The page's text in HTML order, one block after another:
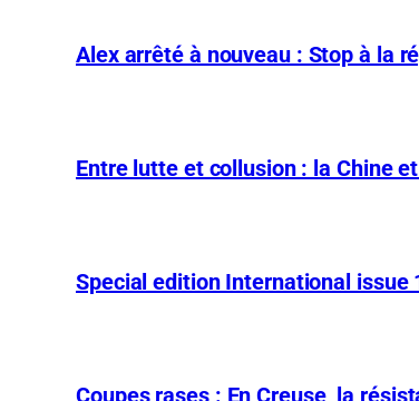
Alex arrêté à nouveau : Stop à la
Entre lutte et collusion : la Chine
Special edition International issue
Coupes rases : En Creuse, la